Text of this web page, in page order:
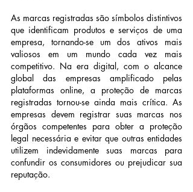
As marcas registradas são símbolos distintivos
que identificam produtos e serviços de uma
empresa, tornando-se um dos ativos mais
valiosos em um mundo cada vez mais
competitivo. Na era digital, com o alcance
global das empresas amplificado pelas
plataformas online, a proteção de marcas
registradas tornou-se ainda mais crítica. As
empresas devem registrar suas marcas nos
órgãos competentes para obter a proteção
legal necessária e evitar que outras entidades
utilizem indevidamente suas marcas para
confundir os consumidores ou prejudicar sua
reputação.